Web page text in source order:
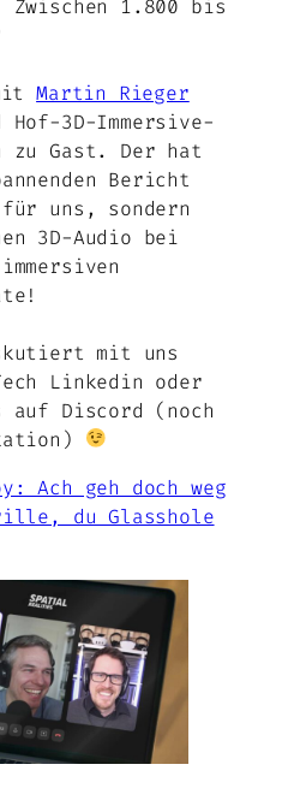
1.800 bis
Martin Rieger
Hof-3D-Immersive-
zu Gast. Der hat
Bericht
uns, sondern
3D-Audio bei
mit uns
Linkedin oder
auf Discord (noch
Ach geh doch weg
du Glasshole